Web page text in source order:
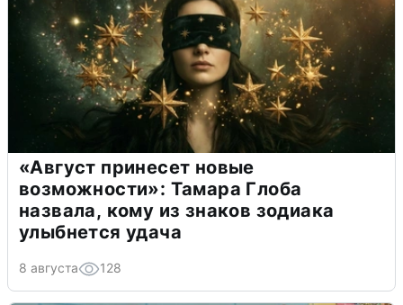
«Август принесет новые
возможности»: Тамара Глоба
назвала, кому из знаков зодиака
улыбнется удача
8 августа 128